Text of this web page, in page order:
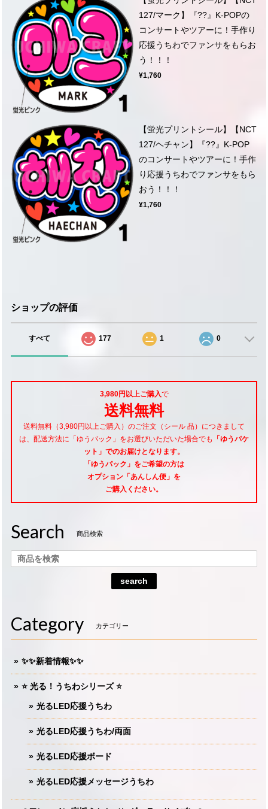
127/マーク】『??』K-POPの
コンサートやツアーに！手作り
応援うちわでファンサをもらお
う！！！
¥1,760
【蛍光プリントシール】【NCT
127/ヘチャン】『??』K-POP
のコンサートやツアーに！手作
り応援うちわでファンサをもら
おう！！！
¥1,760
ショップの評価
すべて 177 1 0
3,980円以上ご購入で
送料無料
送料無料（3,980円以上ご購入）のご注文（シール 品）につきまして
は、配送方法に「ゆうパック」をお選びいただいた場合でも
「ゆうパケ
ット」でのお届けとなります。
「ゆうパック」をご希望の方は
オプション「あんしん便」 を
ご購入ください。
Search 商品検索
search
Category カテゴリー
✨✨新着情報✨✨
⭐️ 光る！うちわシリーズ ⭐️
光るLED応援うちわ
光るLED応援うちわ/両面
光るLED応援ボード
光るLED応援メッセージうちわ